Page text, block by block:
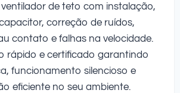
de teto com instalação,
correção de ruídos,
contato e falhas na velocidade.
rápido e certificado garantindo
funcionamento silencioso e
eficiente no seu ambiente.